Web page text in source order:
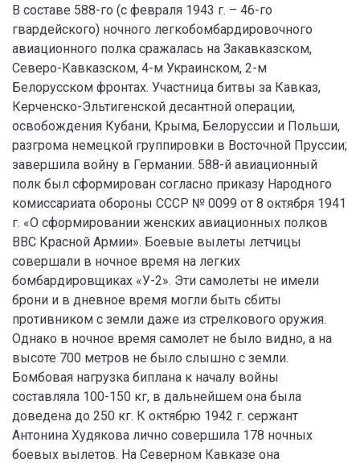
В составе 588-го (с февраля 1943 г. – 46-го
гвардейского) ночного легкобомбардировочного
авиационного полка сражалась на Закавказском,
Северо-Кавказском, 4-м Украинском, 2-м
Белорусском фронтах. Участница битвы за Кавказ,
Керченско-Эльтигенской десантной операции,
освобождения Кубани, Крыма, Белоруссии и Польши,
разгрома немецкой группировки в Восточной Пруссии;
завершила войну в Германии. 588-й авиационный
полк был сформирован согласно приказу Народного
комиссариата обороны СССР № 0099 от 8 октября 1941
г. «О сформировании женских авиационных полков
ВВС Красной Армии». Боевые вылеты летчицы
совершали в ночное время на легких
бомбардировщиках «У-2». Эти самолеты не имели
брони и в дневное время могли быть сбиты
противником с земли даже из стрелкового оружия.
Однако в ночное время самолет не было видно, а на
высоте 700 метров не было слышно с земли.
Бомбовая нагрузка биплана к началу войны
составляла 100-150 кг, в дальнейшем она была
доведена до 250 кг. К октябрю 1942 г. сержант
Антонина Худякова лично совершила 178 ночных
боевых вылетов. На Северном Кавказе она